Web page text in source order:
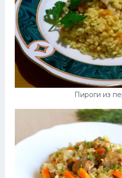
Пироги из